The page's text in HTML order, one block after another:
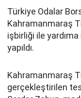
Türkiye Odalar
Kahramanmaraş
işbirliği ile
yapıldı.
Kahramanmaraş
gerçekleştirilen